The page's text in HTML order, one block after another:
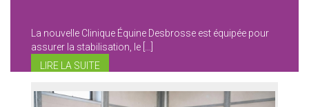
La nouvelle Clinique Équine Desbrosse est équipée pour
assurer la stabilisation, le […]
LIRE LA SUITE